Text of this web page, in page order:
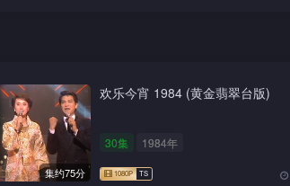
集约75分
欢乐今宵 1984 (黄金翡翠台版)
30集 1984年